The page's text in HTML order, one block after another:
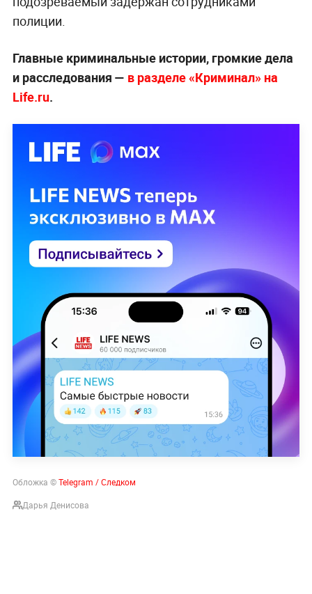
полиции.
Главные криминальные истории, громкие дела
и расследования — в разделе «Криминал» на
Life.ru.
Обложка ©Telegram / Следком
Дарья Денисова